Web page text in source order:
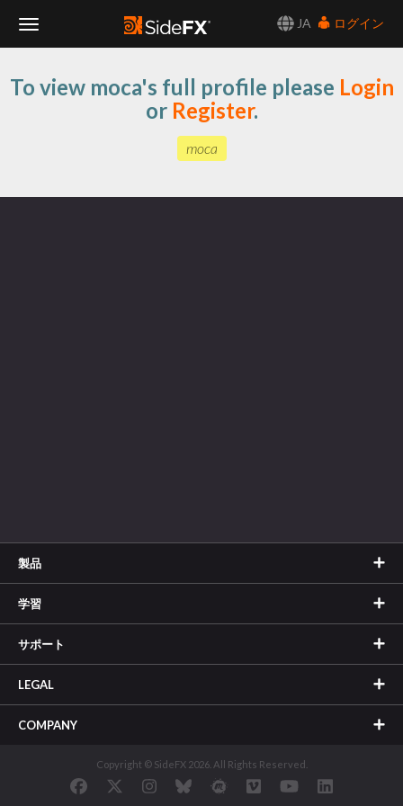
JA
ログイン
Navigation
To view moca's full profile please Login
or Register.
moca
製品
学習
サポート
LEGAL
COMPANY
Copyright © SideFX 2026. All Rights Reserved.